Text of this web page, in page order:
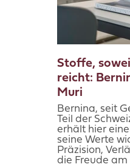
Stoffe,
reicht:
Muri
Bernina, seit
Teil der
erhält hier
seine Werte
Präzision,
die Freude am